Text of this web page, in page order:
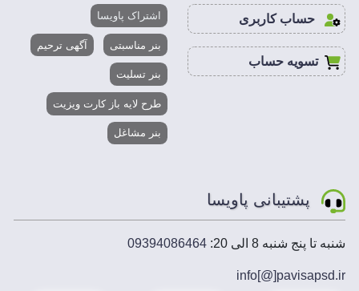
حساب کاربری
تسویه حساب
اشتراک پاویسا
بنر مناسبتی آگهی ترحیم
بنر تسلیت
طرح لایه باز کارت ویزیت
بنر مشاغل
پشتیبانی پاویسا
شنبه تا پنج شنبه 8 الی 20: 09394086464
info[@]pavisapsd.ir